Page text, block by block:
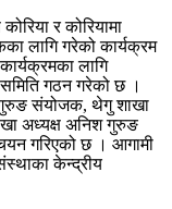
र कोरियामा
लागि गरेको कार्यक्रम
लागि
गठन गरेको छ ।
गुरुङ संयोजक, थेगु शाखा
अध्यक्ष अनिश गुरुङ
गरिएको छ । आगामी
केन्द्रीय